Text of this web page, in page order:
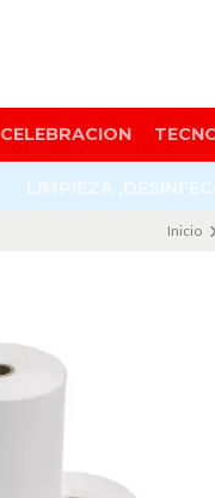
CELEBRACION
LIMPIEZA
Inicio